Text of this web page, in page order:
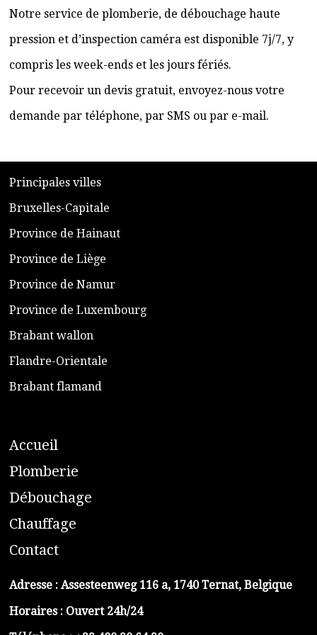
Notre service de plomberie, de débouchage haute
pression et d’inspection caméra est disponible 7j/7, y
compris les week-ends et les jours fériés.
Pour recevoir un devis gratuit, envoyez-nous votre
demande par téléphone, par SMS ou par e-mail.
​Principales villes
​Bruxelles-Capitale
​Province de Hainaut
Province de Liège
​Province de Namur
​Province de Luxembourg
​Brabant wallon
​Flandre-Orientale
​Brabant flamand
Accueil
​Plomberie
Débouchage
Chauffage
Contact
Adresse : Assesteenweg 116 a, 1740 Ternat, Belgique
Horaires : Ouvert 24h/24